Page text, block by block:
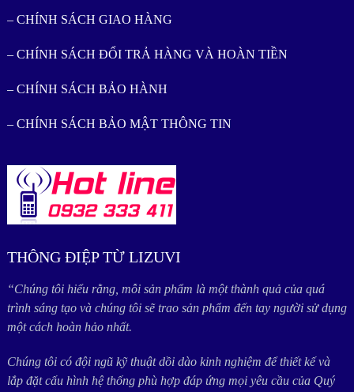
– CHÍNH SÁCH GIAO HÀNG
– CHÍNH SÁCH ĐỔI TRẢ HÀNG VÀ HOÀN TIỀN
– CHÍNH SÁCH BẢO HÀNH
– CHÍNH SÁCH BẢO MẬT THÔNG TIN
THÔNG ĐIỆP TỪ LIZUVI
“Chúng tôi hiểu rằng, mỗi sản phẩm là một thành quả của quá
trình sáng tạo và chúng tôi sẽ trao sản phẩm đến tay người sử dụng
một cách hoàn hảo nhất.
Chúng tôi có đội ngũ kỹ thuật dồi dào kinh nghiệm để thiết kế và
lắp đặt cấu hình hệ thống phù hợp đáp ứng mọi yêu cầu của Quý